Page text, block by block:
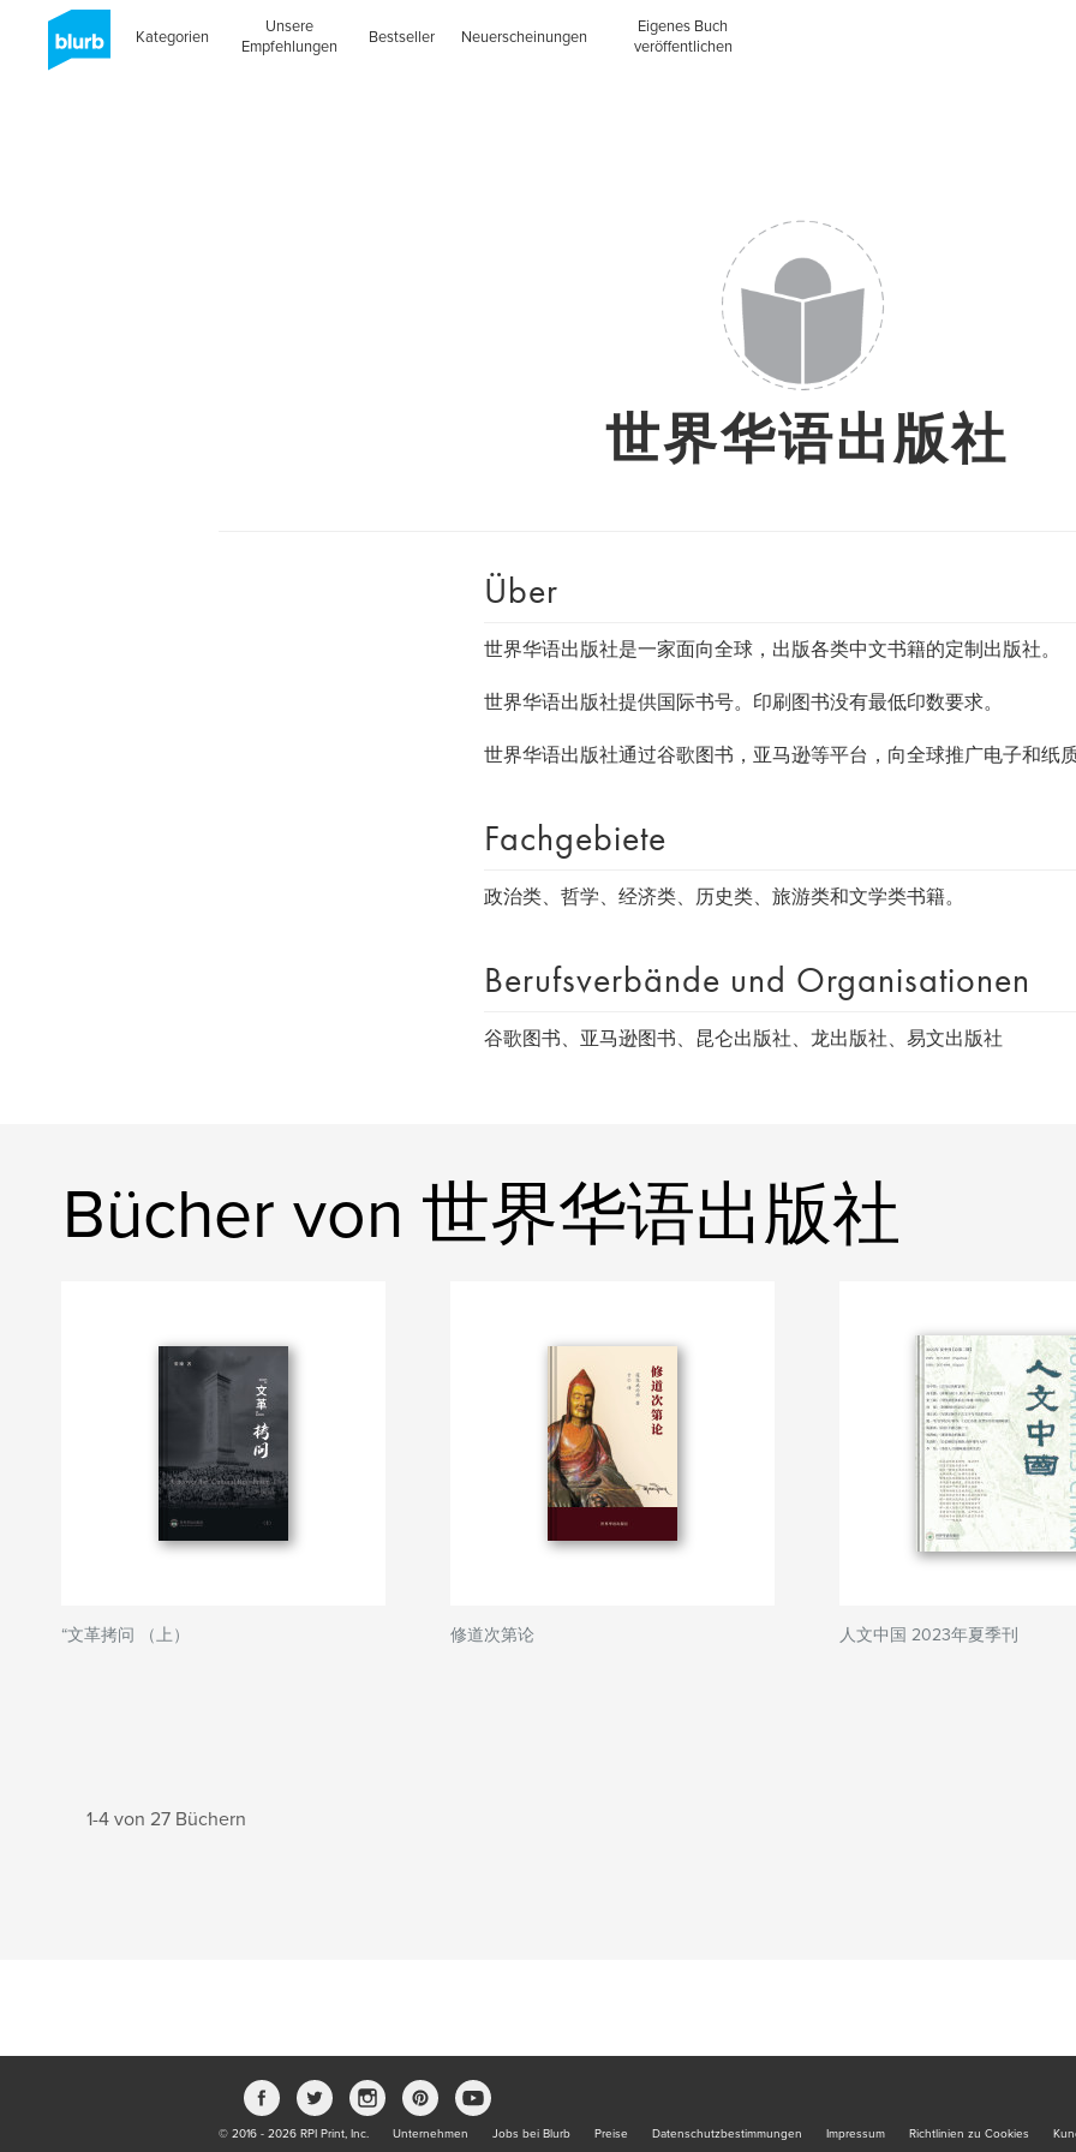
Kategorien
Unsere
Empfehlungen
Bestseller Neuerscheinungen
Eigenes Buch
veröffentlichen
世界华语出版社
Über
世界华语出版社是一家面向全球，出版各类中文书籍的定制出版社。
世界华语出版社提供国际书号。印刷图书没有最低印数要求。
世界华语出版社通过谷歌图书，亚马逊等平台，向全球推广电子和纸
Fachgebiete
政治类、哲学、经济类、历史类、旅游类和文学类书籍。
Berufsverbände und Organisationen
谷歌图书、亚马逊图书、昆仑出版社、龙出版社、易文出版社
Bücher von 世界华语出版社
“文革拷问 （上） 修道次第论 人文中国 2023年夏季刊
1-4 von 27 Büchern
© 2016 - 2026 RPI Print, Inc. Unternehmen Jobs bei Blurb Preise Datenschutzbestimmungen Impressum Richtlinien zu Cookies